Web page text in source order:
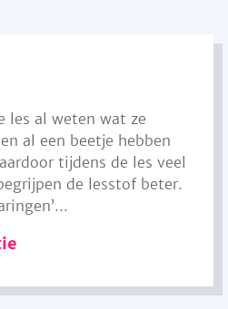
les al weten wat ze
al een beetje hebben
tijdens de les veel
de lesstof beter.